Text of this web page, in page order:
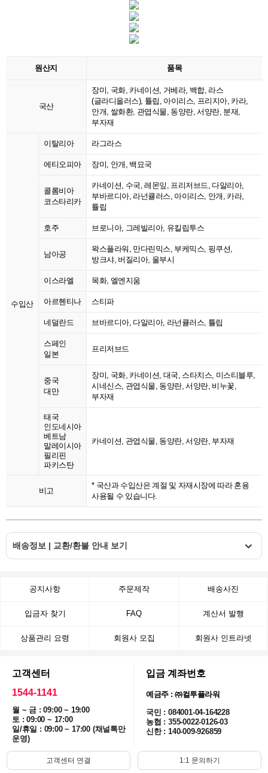
원산지 품목
국산
장미, 국화, 카네이션, 거베라, 백합, 라스
(글라디올러스), 튤립, 아이리스, 프리지아, 카라,
안개, 쌀화환, 관엽식물, 동양란, 서양란, 분재,
부자재
수입산
이탈리아 라그라스
에티오피아 장미, 안개, 백묘국
콜롬비아
코스타리카
카네이션, 수국, 레몬잎, 프리저브드, 다알리아,
부바르디아, 라넌큘러스, 아이리스, 안개, 카라,
튤립
호주 브로니아, 그레빌리아, 유킬립투스
남아공
왁스플라워, 만다린믹스, 부케믹스, 핑쿠션,
방크샤, 버질리아, 울부시
이스라엘 목화, 엘엔지움
아르헨티나 스티파
네덜란드 브바르디아, 다알리아, 라넌큘러스, 튤립
스페인
일본
프리저브드
중국
대만
장미, 국화, 카네이션, 대국, 스타치스, 미스티블루,
시네신스, 관엽식물, 동양란, 서양란, 비누꽃,
부자재
태국
인도네시아
베트남
말레이시아
필리핀
파키스탄
카네이션, 관엽식물, 동양란, 서양란, 부자재
비고
* 국산과 수입산은 계절 및 자재시장에 따라 혼용
사용될 수 있습니다.
배송정보 | 교환/환불 안내 보기
공지사항 주문제작 배송사진
입금자 찾기 FAQ 계산서 발행
상품관리 요령 회원사 모집 회원사 인트라넷
고객센터
1544-1141
월 ~ 금 : 09:00 ~ 19:00
토 : 09:00 ~ 17:00
일/휴일 : 09:00 ~ 17:00 (채널톡만
운영)
입금 계좌번호
예금주 : ㈜컬투플라워
국민 : 084001-04-164228
농협 : 355-0022-0126-03
신한 : 140-009-926859
고객센터 연결 1:1 문의하기